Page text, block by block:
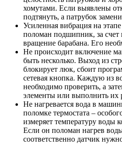
хомутами. Если выявлены
подтянуть, а патрубок
Усиленная вибрация на
поломан подшипник, за счет
вращение барабана. Его
Не происходит включение
быть несколько. Выход из
блокирует люк, сбоит
сетевая кнопка. Каждую из
необходимо проверить, а
элементы или выполнить их
Не нагревается вода в
поломке термостата –
измеряет температуру воды
Если он поломан нагрев
соответственно датчик